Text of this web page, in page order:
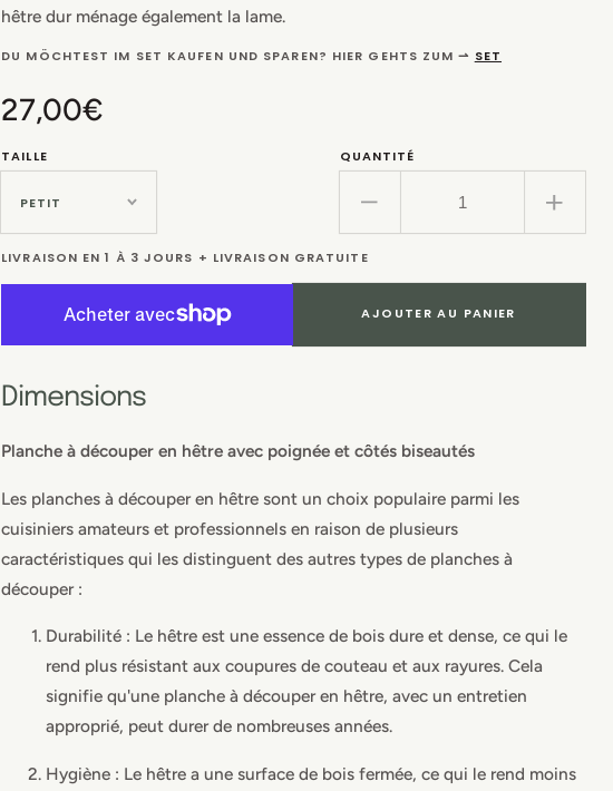
hêtre dur ménage également la lame.
DU MÖCHTEST IM SET KAUFEN UND SPAREN? HIER GEHTS ZUM ⇀ SET
Prix
habituel
27,00€
TAILLE QUANTITÉ
la
quantité
de
Planche
à
avec
la
de
à
LIVRAISON EN 1 À 3 JOURS + LIVRAISON GRATUITE
AJOUTER AU PANIER
Dimensions
Planche à découper en hêtre avec poignée et côtés biseautés
Les planches à découper en hêtre sont un choix populaire parmi les
cuisiniers amateurs et professionnels en raison de plusieurs
caractéristiques qui les distinguent des autres types de planches à
découper :
Durabilité : Le hêtre est une essence de bois dure et dense, ce qui le
rend plus résistant aux coupures de couteau et aux rayures. Cela
signifie qu'une planche à découper en hêtre, avec un entretien
approprié, peut durer de nombreuses années.
Hygiène : Le hêtre a une surface de bois fermée, ce qui le rend moins